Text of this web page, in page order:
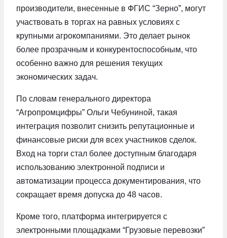
производители, внесенные в ФГИС “Зерно”, могут
участвовать в торгах на равных условиях с
крупными агрокомпаниями. Это делает рынок
более прозрачным и конкурентоспособным, что
особенно важно для решения текущих
экономических задач.
По словам генерального директора
“Агропромцифры” Ольги Чебуниной, такая
интеграция позволит снизить репутационные и
финансовые риски для всех участников сделок.
Вход на торги стал более доступным благодаря
использованию электронной подписи и
автоматизации процесса документирования, что
сокращает время допуска до 48 часов.
Кроме того, платформа интегрируется с
электронными площадками “Грузовые перевозки”